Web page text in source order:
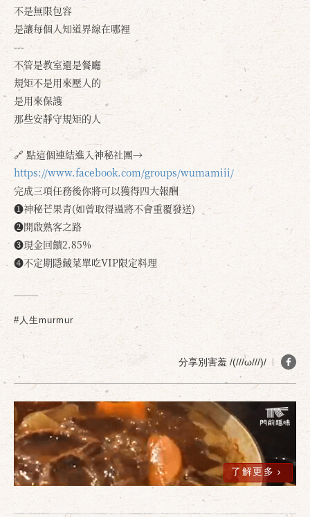
不是無限包容
是讓每個人知道界線在哪裡
---
不管是教室還是餐廳
規矩不是用來壓人的
是用來保護
那些安靜守規矩的人
🔗 點這個連結進入神秘社團→
https://www.facebook.com/groups/wumamiii/
完成三項任務後你將可以獲得四大報酬
❶神秘芒果青(如曾取得過將不會重覆發送)
❷開啟熟客之路
❸現金回饋2.85%
❹不定期隱藏菜單吃VIP限定料理
#人生murmur
分享別害羞 /(///ω///)/
了解更多
確定